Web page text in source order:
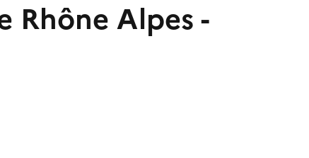
Rhône Alpes -